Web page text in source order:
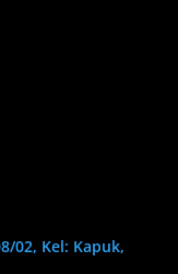
02, Kel: Kapuk,